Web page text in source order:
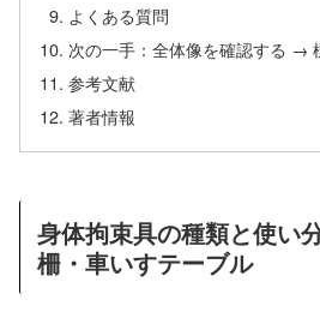
よくある質問
次の一手：全体像を確認する →
参考文献
著者情報
身体拘束具の種類と使い
柵・車いすテーブル